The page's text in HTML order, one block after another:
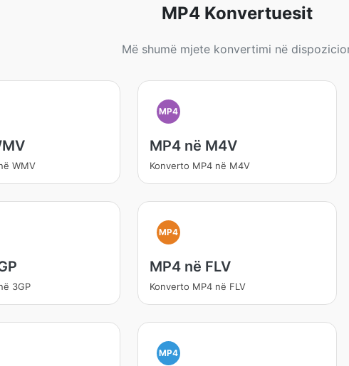
MP4 Konvertuesit
Më shumë mjete konvertimi në
WMV
MP4
MP4 në M4V
Konverto MP4 në M4V
3GP
MP4
MP4 në FLV
Konverto MP4 në FLV
MP4